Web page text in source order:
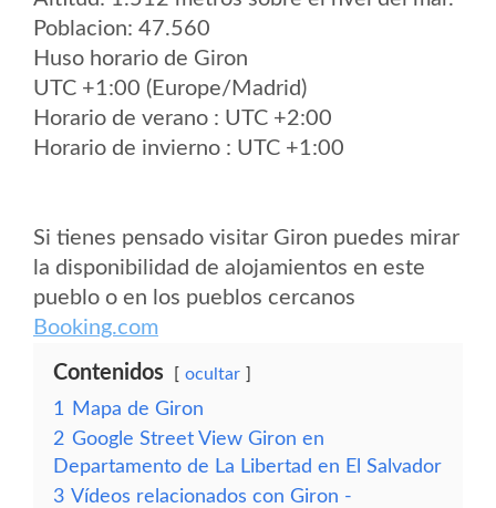
Poblacion: 47.560
Huso horario de Giron
UTC +1:00 (Europe/Madrid)
Horario de verano : UTC +2:00
Horario de invierno : UTC +1:00
Si tienes pensado visitar Giron puedes mirar
la disponibilidad de alojamientos en este
pueblo o en los pueblos cercanos
Booking.com
Contenidos ocultar
1
Mapa de Giron
2 Google Street View Giron en
Departamento de La Libertad en El Salvador
3 Vídeos relacionados con Giron -